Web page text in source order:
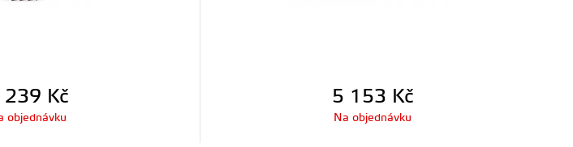
239 Kč
objednávku
5 153 Kč
Na objednávku